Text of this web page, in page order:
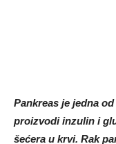
Pankreas je jedna
proizvodi inzulin i
šećera u krvi. Rak